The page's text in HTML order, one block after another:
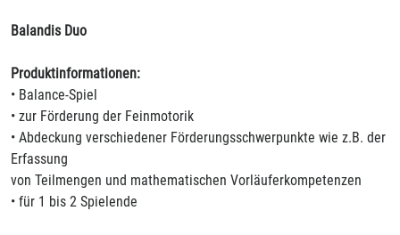
Balandis Duo
Produktinformationen:
• Balance-Spiel
• zur Förderung der Feinmotorik
• Abdeckung verschiedener Förderungsschwerpunkte wie z.B. der
Erfassung
von Teilmengen und mathematischen Vorläuferkompetenzen
• für 1 bis 2 Spielende